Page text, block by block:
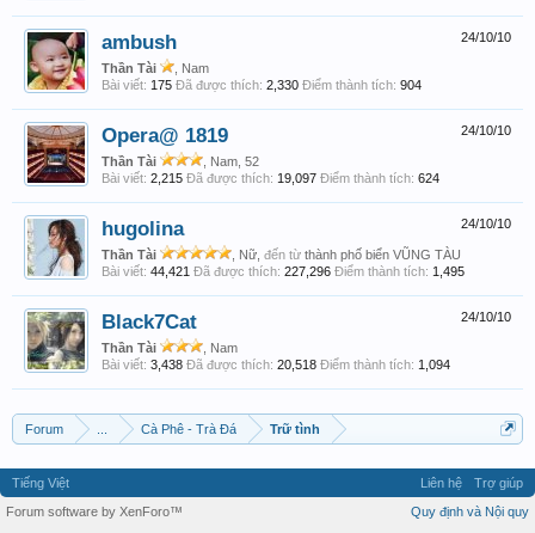
24/10/10
ambush
Thần Tài
, Nam
Bài viết: 175 Đã được thích: 2,330 Điểm thành tích: 904
24/10/10
Opera@ 1819
Thần Tài
, Nam, 52
Bài viết: 2,215 Đã được thích: 19,097 Điểm thành tích: 624
24/10/10
hugolina
Thần Tài , Nữ, đến từ thành phố biển VŨNG TÀU
Bài viết: 44,421 Đã được thích: 227,296 Điểm thành tích: 1,495
24/10/10
Black7Cat
Thần Tài
, Nam
Bài viết: 3,438 Đã được thích: 20,518 Điểm thành tích: 1,094
Forum Cà Phê - Trà Đá Trữ tình
Tiếng Việt Liên hệ
Trợ giúp
Quy định và Nội quy
Forum software by XenForo™